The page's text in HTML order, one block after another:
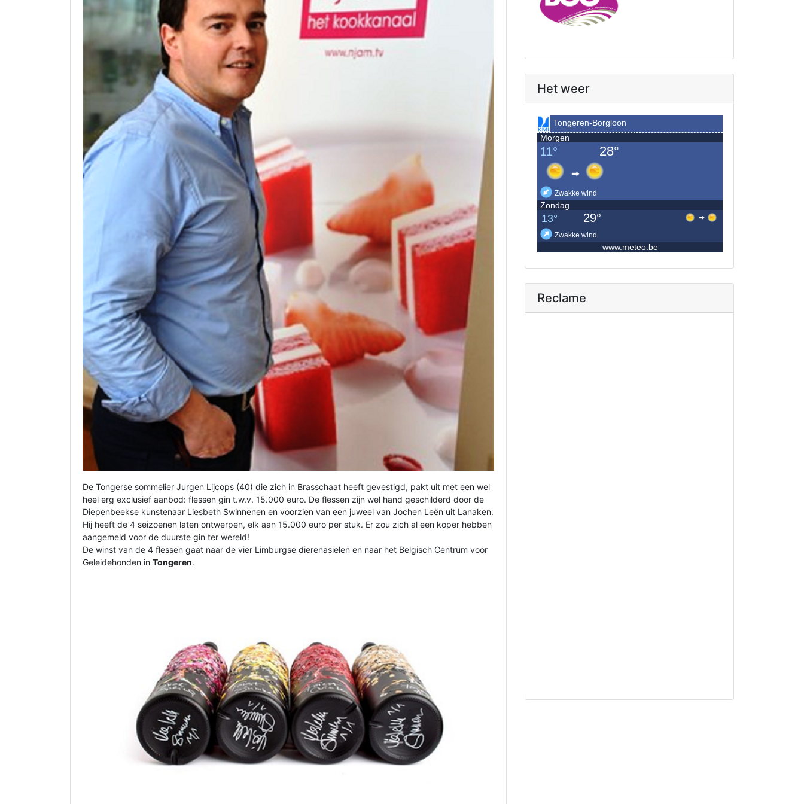
De Tongerse sommelier Jurgen Lijcops (40) die zich in Brasschaat heeft gevestigd, pakt uit met een wel
heel erg exclusief aanbod: flessen gin t.w.v. 15.000 euro. De flessen zijn wel hand geschilderd door de
Diepenbeekse kunstenaar Liesbeth Swinnenen en voorzien van een juweel van Jochen Leën uit Lanaken.
Hij heeft de 4 seizoenen laten ontwerpen, elk aan 15.000 euro per stuk. Er zou zich al een koper hebben
aangemeld voor de duurste gin ter wereld!
De winst van de 4 flessen gaat naar de vier Limburgse dierenasielen en naar het Belgisch Centrum voor
Geleidehonden in Tongeren.
Het weer
Reclame